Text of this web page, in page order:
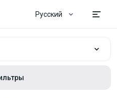
Русский